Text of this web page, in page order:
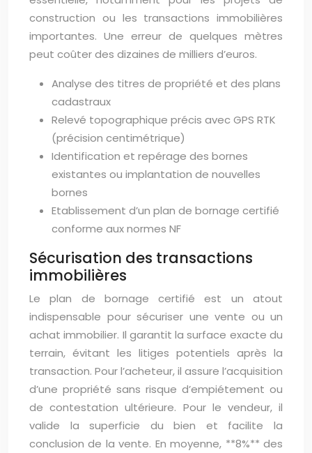
construction ou les transactions immobilières
importantes. Une erreur de quelques mètres
peut coûter des dizaines de milliers d’euros.
Analyse des titres de propriété et des plans
cadastraux
Relevé topographique précis avec GPS RTK
(précision centimétrique)
Identification et repérage des bornes
existantes ou implantation de nouvelles
bornes
Etablissement d’un plan de bornage certifié
conforme aux normes NF
Sécurisation des transactions
immobilières
Le plan de bornage certifié est un atout
indispensable pour sécuriser une vente ou un
achat immobilier. Il garantit la surface exacte du
terrain, évitant les litiges potentiels après la
transaction. Pour l’acheteur, il assure l’acquisition
d’une propriété sans risque d’empiétement ou
de contestation ultérieure. Pour le vendeur, il
valide la superficie du bien et facilite la
conclusion de la vente. En moyenne, **8%** des